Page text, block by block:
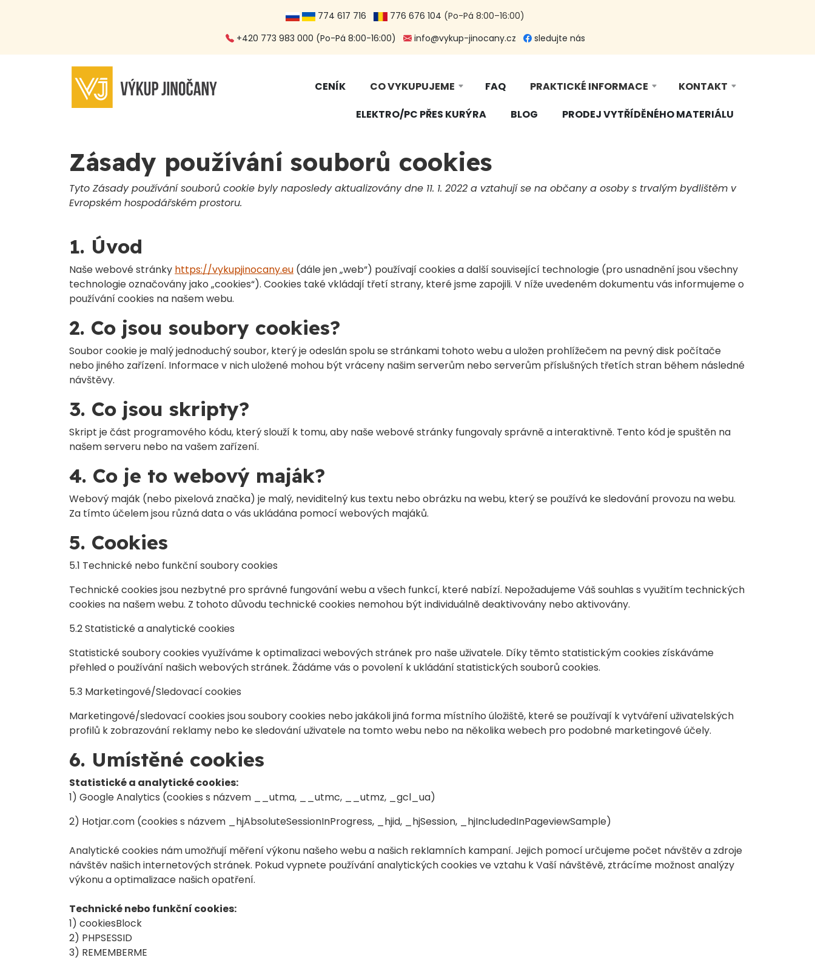
774 617 716 776 676 104 (Po-Pá 8:00–16:00)
+420 773 983 000 (Po-Pá 8:00-16:00)
info@vykup-jinocany.cz sledujte nás
CENÍK CO VYKUPUJEME FAQ PRAKTICKÉ INFORMACE
KONTAKT
ELEKTRO/PC PŘES KURÝRA
BLOG PRODEJ VYTŘÍDĚNÉHO MATERIÁLU
Zásady používání souborů cookies
Tyto Zásady používání souborů cookie byly naposledy aktualizovány dne 11. 1. 2022 a vztahují se na občany a osoby s trvalým bydlištěm v
Evropském hospodářském prostoru.
1. Úvod
Naše webové stránky https://vykupjinocany.eu (dále jen „web“) používají cookies a další související technologie (pro usnadnění jsou všechny
technologie označovány jako „cookies“). Cookies také vkládají třetí strany, které jsme zapojili. V níže uvedeném dokumentu vás informujeme o
používání cookies na našem webu.
2. Co jsou soubory cookies?
Soubor cookie je malý jednoduchý soubor, který je odeslán spolu se stránkami tohoto webu a uložen prohlížečem na pevný disk počítače
nebo jiného zařízení. Informace v nich uložené mohou být vráceny našim serverům nebo serverům příslušných třetích stran během následné
návštěvy.
3. Co jsou skripty?
Skript je část programového kódu, který slouží k tomu, aby naše webové stránky fungovaly správně a interaktivně. Tento kód je spuštěn na
našem serveru nebo na vašem zařízení.
4. Co je to webový maják?
Webový maják (nebo pixelová značka) je malý, neviditelný kus textu nebo obrázku na webu, který se používá ke sledování provozu na webu.
Za tímto účelem jsou různá data o vás ukládána pomocí webových majáků.
5. Cookies
5.1 Technické nebo funkční soubory cookies
Technické cookies jsou nezbytné pro správné fungování webu a všech funkcí, které nabízí. Nepožadujeme Váš souhlas s využitím technických
cookies na našem webu. Z tohoto důvodu technické cookies nemohou být individuálně deaktivovány nebo aktivovány.
5.2 Statistické a analytické cookies
Statistické soubory cookies využíváme k optimalizaci webových stránek pro naše uživatele. Díky těmto statistickým cookies získáváme
přehled o používání našich webových stránek. Žádáme vás o povolení k ukládání statistických souborů cookies.
5.3 Marketingové/Sledovací cookies
Marketingové/sledovací cookies jsou soubory cookies nebo jakákoli jiná forma místního úložiště, které se používají k vytváření uživatelských
profilů k zobrazování reklamy nebo ke sledování uživatele na tomto webu nebo na několika webech pro podobné marketingové účely.
6. Umístěné cookies
Statistické a analytické cookies:
1) Google Analytics (cookies s názvem __utma, __utmc, __utmz, _gcl_ua)
2) Hotjar.com (cookies s názvem _hjAbsoluteSessionInProgress, _hjid, _hjSession, _hjIncludedInPageviewSample)
Analytické cookies nám umožňují měření výkonu našeho webu a našich reklamních kampaní. Jejich pomocí určujeme počet návštěv a zdroje
návštěv našich internetových stránek. Pokud vypnete používání analytických cookies ve vztahu k Vaší návštěvě, ztrácíme možnost analýzy
výkonu a optimalizace našich opatření.
Technické nebo funkční cookies:
1) cookiesBlock
2) PHPSESSID
3) REMEMBERME